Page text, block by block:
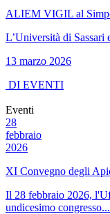
ALIEM VIGIL al
L’Università di
13 marzo 2026
DI EVENTI
Eventi
28
febbraio
2026
XI Convegno degli
Il 28 febbraio 2026,
undicesimo congresso...